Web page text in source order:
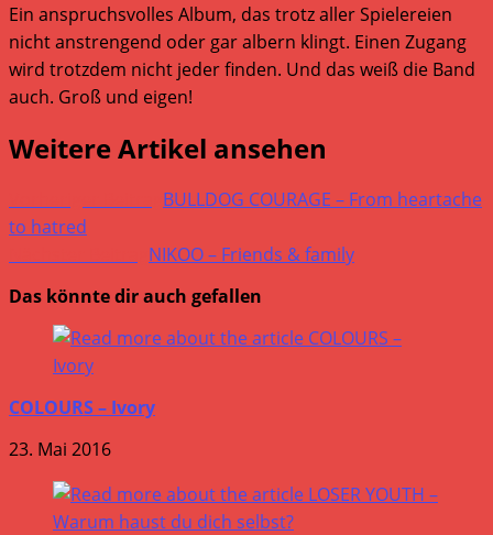
Ein anspruchsvolles Album, das trotz aller Spielereien
nicht anstrengend oder gar albern klingt. Einen Zugang
wird trotzdem nicht jeder finden. Und das weiß die Band
auch. Groß und eigen!
Weitere Artikel ansehen
BULLDOG COURAGE – From heartache
to hatred
NIKOO – Friends & family
Das könnte dir auch gefallen
COLOURS – Ivory
23. Mai 2016